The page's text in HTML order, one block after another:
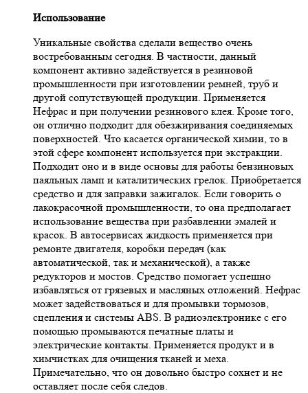
Использование
Уникальные свойства сделали вещество очень
востребованным сегодня. В частности, данный
компонент активно задействуется в резиновой
промышленности при изготовлении ремней, труб и
другой сопутствующей продукции. Применяется
Нефрас и при получении резинового клея. Кроме того,
он отлично подходит для обезжиривания соединяемых
поверхностей. Что касается органической химии, то в
этой сфере компонент используется при экстракции.
Подходит оно и в виде основы для работы бензиновых
паяльных ламп и каталитических грелок. Приобретается
средство и для заправки зажигалок. Если говорить о
лакокрасочной промышленности, то она предполагает
использование вещества при разбавлении эмалей и
красок. В автосервисах жидкость применяется при
ремонте двигателя, коробки передач (как
автоматической, так и механической), а также
редукторов и мостов. Средство помогает успешно
избавляться от грязевых и масляных отложений. Нефрас
может задействоваться и для промывки тормозов,
сцепления и системы ABS. В радиоэлектронике с его
помощью промываются печатные платы и
электрические контакты. Применяется продукт и в
химчистках для очищения тканей и меха.
Примечательно, что он довольно быстро сохнет и не
оставляет после себя следов.